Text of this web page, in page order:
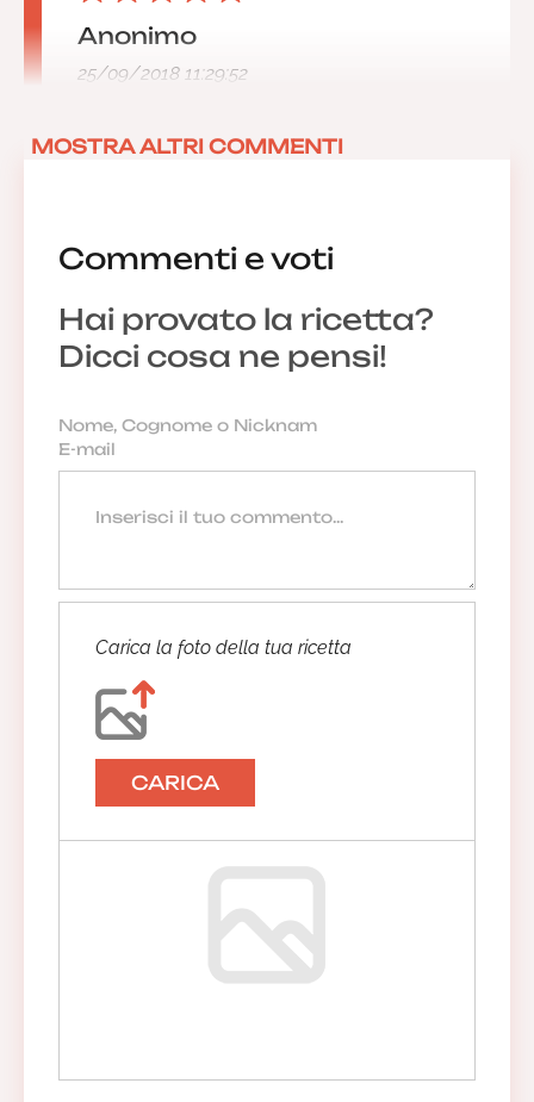
Commenti e voti
Hai provato la ricetta?
Dicci cosa ne pensi!
Carica la foto della tua ricetta
CARICA
Anonimo
25/09/2018 11:29:52
MOSTRA ALTRI COMMENTI